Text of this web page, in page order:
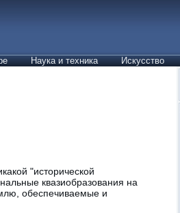
Наука и техника Искусство
"исторической
квазиобразования на
обеспечиваемые и